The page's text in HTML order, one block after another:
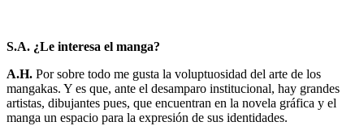
S.A. ¿Le interesa el manga?
A.H. Por sobre todo me gusta la voluptuosidad del arte de los
mangakas. Y es que, ante el desamparo institucional, hay grandes
artistas, dibujantes pues, que encuentran en la novela gráfica y el
manga un espacio para la expresión de sus identidades.